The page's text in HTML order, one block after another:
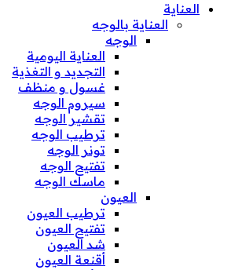
العناية
العناية بالوجه
الوجه
العناية اليومية
التجديد و التغذية
غسول و منظف
سيروم الوجه
تقشير الوجه
ترطيب الوجه
تونر الوجه
تفتيح الوجه
ماسك الوجه
العيون
ترطيب العيون
تفتيح العيون
شد العيون
أقنعة العيون